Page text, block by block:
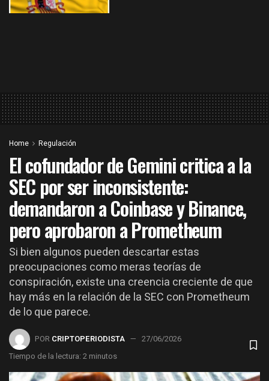
Home Regulación
El cofundador de Gemini critica a la
SEC por ser inconsistente:
demandaron a Coinbase y Binance,
pero aprobaron a Prometheum
Si bien algunos pueden descartar estas
preocupaciones como meras teorías de
conspiración, existe una creencia creciente de que
hay más en la relación de la SEC con Prometheum
de lo que parece.
POR CRIPTOPERIODISTA
27/06/2026
Tiempo de la lectura: 2 minutos